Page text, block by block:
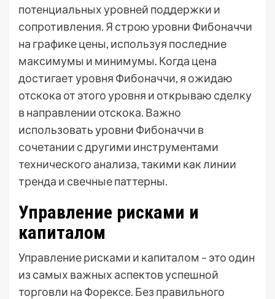
потенциальных уровней поддержки и
сопротивления. Я строю уровни Фибоначчи
на графике цены, используя последние
максимумы и минимумы. Когда цена
достигает уровня Фибоначчи, я ожидаю
отскока от этого уровня и открываю сделку
в направлении отскока. Важно
использовать уровни Фибоначчи в
сочетании с другими инструментами
технического анализа, такими как линии
тренда и свечные паттерны.
Управление рисками и
капиталом
Управление рисками и капиталом – это один
из самых важных аспектов успешной
торговли на Форексе. Без правильного